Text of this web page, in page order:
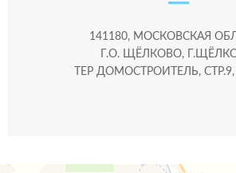
141180, МОСКОВСКАЯ
Г.О. ЩЁЛКОВО,
ТЕР ДОМОСТРОИТЕЛЬ,